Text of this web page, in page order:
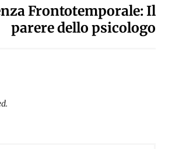
Frontotemporale: Il
parere dello psicologo